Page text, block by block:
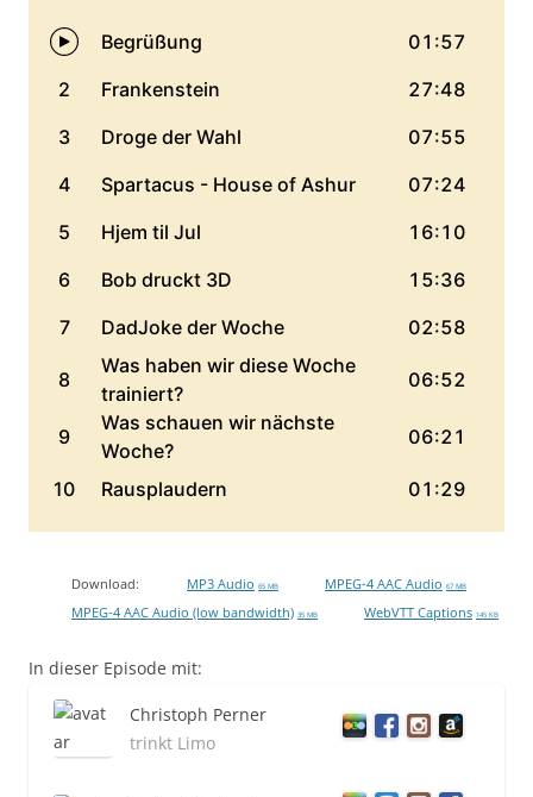
Download: MP3 Audio 65 MB MPEG-4 AAC Audio 67 MB
MPEG-4 AAC Audio (low bandwidth) 35 MB WebVTT Captions 145 KB
In dieser Episode mit:
Christoph Perner
trinkt Limo